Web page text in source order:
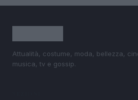
Attualità, costume, moda, bellezza,
musica, tv e gossip.